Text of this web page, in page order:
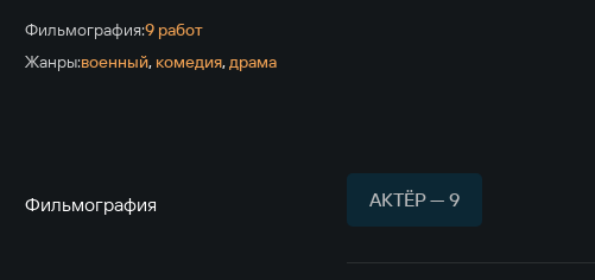
Фильмография:9 работ
Жанры:военный, комедия,драма
Фильмография АКТЁР — 9